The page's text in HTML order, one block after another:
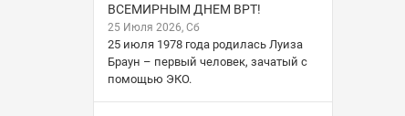
ВСЕМИРНЫМ ДНЕМ ВРТ!
25 Июля 2026, Сб
25 июля 1978 года родилась Луиза
Браун – первый человек, зачатый с
помощью ЭКО.